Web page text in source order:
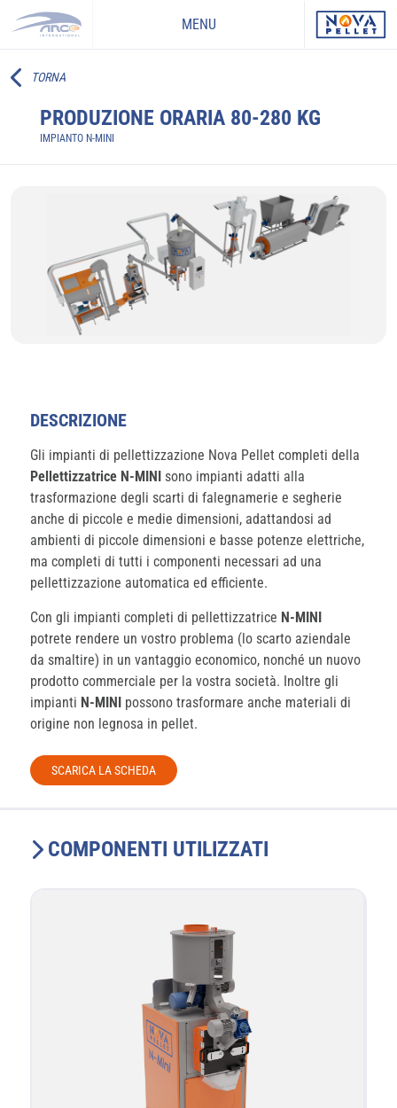
MENU
TORNA
PRODUZIONE ORARIA 80-280 KG
IMPIANTO N-MINI
DESCRIZIONE
Gli impianti di pellettizzazione Nova Pellet completi della
Pellettizzatrice N-MINI
sono impianti adatti alla
trasformazione degli scarti di falegnamerie e segherie
anche di piccole e medie dimensioni, adattandosi ad
ambienti di piccole dimensioni e basse potenze elettriche,
ma completi di tutti i componenti necessari ad una
pellettizzazione automatica ed efficiente.
Con gli impianti completi di pellettizzatrice N-MINI
potrete rendere un vostro problema (lo scarto aziendale
da smaltire) in un vantaggio economico, nonché un nuovo
prodotto commerciale per la vostra società. Inoltre gli
impianti N-MINI possono trasformare anche materiali di
origine non legnosa in pellet.
SCARICA LA SCHEDA
COMPONENTI UTILIZZATI